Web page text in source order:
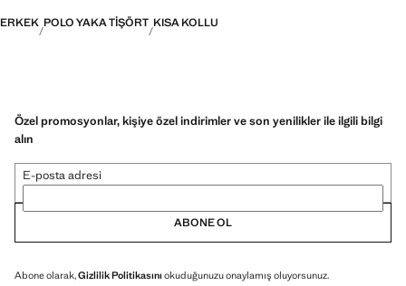
ERKEK POLO YAKA TIŞÖRT KISA KOLLU
Özel promosyonlar, kişiye özel indirimler ve son yenilikler ile ilgili bilgi
alın
E-posta adresi
ABONE OL
Abone olarak,Gizlilik Politikasını okuduğunuzu onaylamış oluyorsunuz.